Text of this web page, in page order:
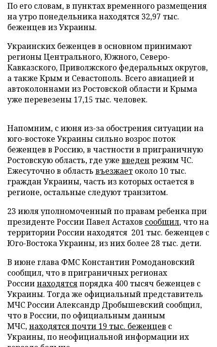
По его словам, в пунктах временного размещения
на утро понедельника находятся 32,97 тыс.
беженцев из Украины.
Украинских беженцев в основном принимают
регионы Центрального, Южного, Северо-
Кавказского, Приволжского федеральных округов,
а также Крым и Севастополь. Всего авиацией и
автоколоннами из Ростовской области и Крыма
уже перевезены 17,15 тыс. человек.
Напомним, с июня из-за обострения ситуации на
юго-востоке Украины сильно возрос поток
беженцев в Россию, в частности в приграничную
Ростовскую область, где уже введен режим ЧС.
Ежесуточно в область въезжает около 10 тыс.
граждан Украины, часть из которых остается в
регионе, остальные следуют транзитом.
23 июля уполномоченный по правам ребенка при
президенте России Павел Астахов сообщил, что на
территории России находятся 201 тыс. беженцев с
Юго-Востока Украины, из них более 28 тыс. дети.
В июне глава ФМС Константин Ромодановский
сообщил, что в приграничных регионах
Россиинаходятсяпорядка 400 тысяч беженцев с
Украины. Тогда же официальный представитель
МЧС России Александр Дробышевский сообщил,
что в России, по официальным данным
МЧС,находятся почти 19 тыс. беженцев с
Украины, по неофициальной информации их